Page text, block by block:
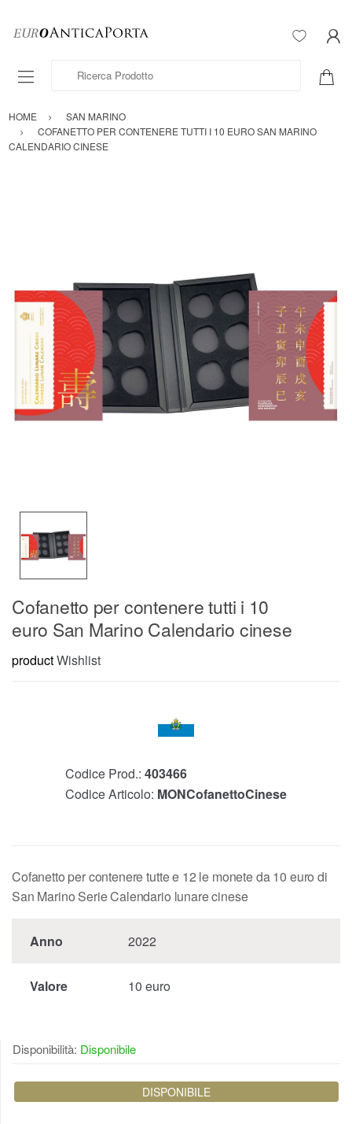
Ricerca Prodotto
HOME
SAN MARINO
COFANETTO PER CONTENERE TUTTI I 10 EURO SAN MARINO
CALENDARIO CINESE
Cofanetto per contenere tutti i 10
euro San Marino Calendario cinese
productWishlist
Codice Prod.: 403466
Codice Articolo: MONCofanettoCinese
Cofanetto per contenere tutte e 12 le monete da 10 euro di
San Marino Serie Calendario lunare cinese
Anno 2022
Valore 10 euro
Disponibilità: Disponibile
DISPONIBILE